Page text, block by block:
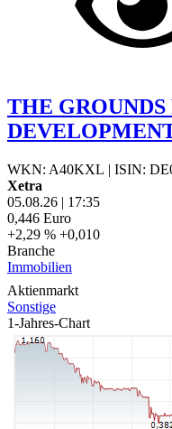
THE
WKN: A40KXL | ISIN:
Xetra
05.08.26 | 17:35
0,446 Euro
+2,29 % +0,010
Branche
Immobilien
Aktienmarkt
Sonstige
1-Jahres-Chart